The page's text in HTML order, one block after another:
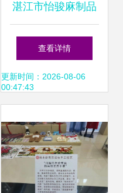
湛江市怡骏麻制品
厂 匠心编织自然之
美
查看详情
更新时间：2026-08-06
00:47:43